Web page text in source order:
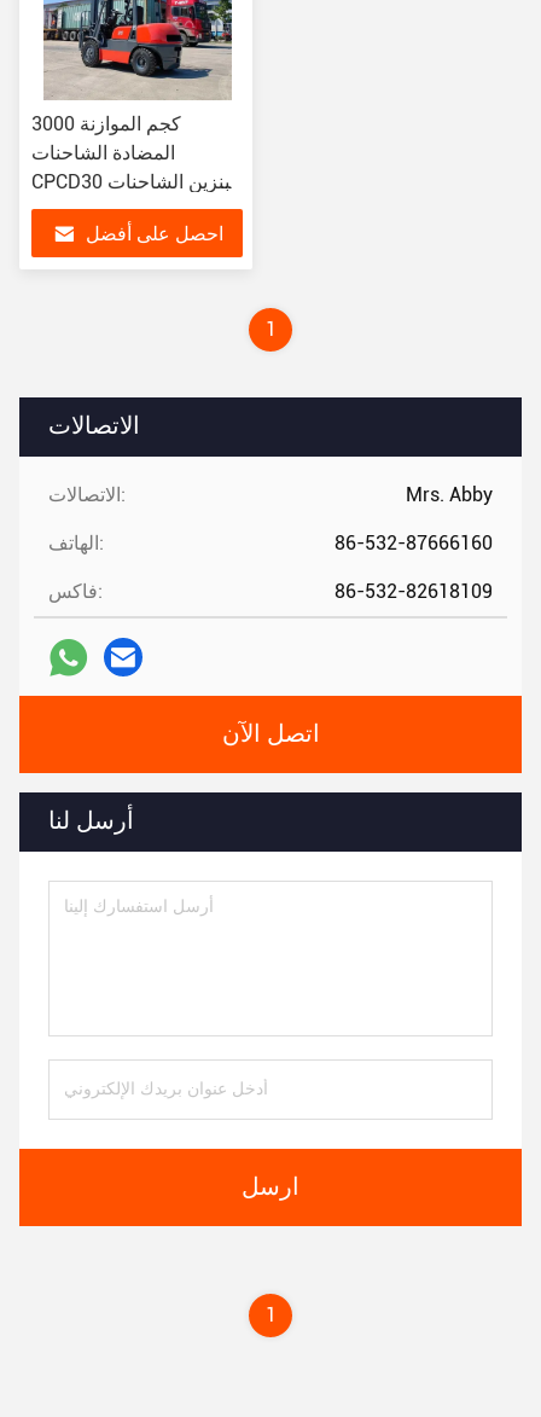
الاتصالات
الاتصالات: Mrs. Abby
الهاتف: 86-532-87666160
فاكس: 86-532-82618109
اتصل الآن
أرسل لنا
ارسل
3000 كجم الموازنة
المضادة الشاحنات
CPCD30 البنزين الشاحنات
مخزن الموازنة
احصل على أفضل
1
1